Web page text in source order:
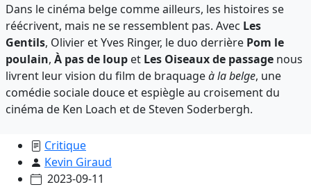
Dans le cinéma belge comme ailleurs, les histoires se
réécrivent, mais ne se ressemblent pas. Avec Les
Gentils, Olivier et Yves Ringer, le duo derrière Pom le
poulain, À pas de loup et Les Oiseaux de passage nous
livrent leur vision du film de braquageà la belge, une
comédie sociale douce et espiègle au croisement du
cinéma de Ken Loach et de Steven Soderbergh.
Critique
Kevin Giraud
2023-09-11